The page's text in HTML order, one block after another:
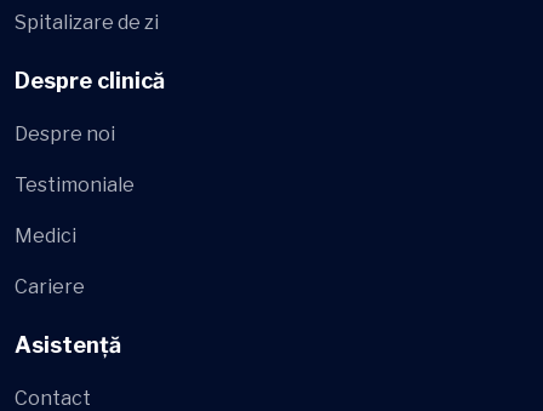
Spitalizare de zi
Despre clinică
Despre noi
Testimoniale
Medici
Cariere
Asistență
Contact